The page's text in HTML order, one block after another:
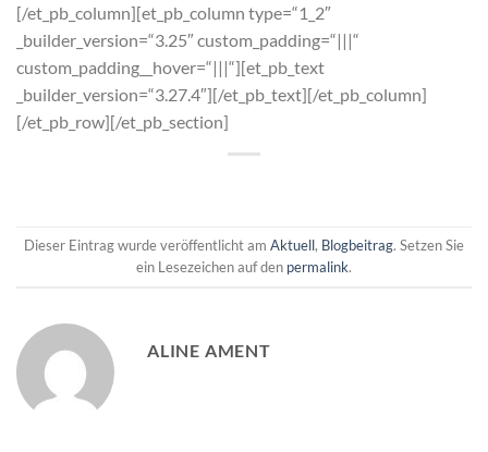
[/et_pb_column][et_pb_column type=“1_2″
_builder_version=“3.25″ custom_padding=“|||“
custom_padding__hover=“|||“][et_pb_text
_builder_version=“3.27.4″][/et_pb_text][/et_pb_column]
[/et_pb_row][/et_pb_section]
Dieser Eintrag wurde veröffentlicht am Aktuell, Blogbeitrag. Setzen Sie
ein Lesezeichen auf den permalink.
ALINE AMENT